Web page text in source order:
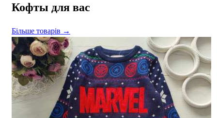
Кофты для вас
Більше товарів →